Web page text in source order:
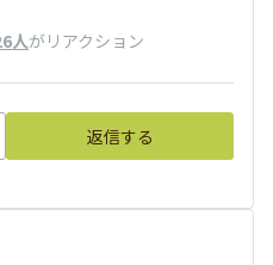
人がリアクション
返信する